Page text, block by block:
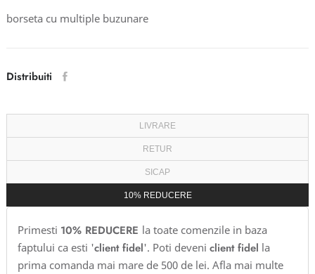
borseta cu multiple buzunare
Distribuiti
LIVRARE
RETUR
SICAP
10% REDUCERE
Primesti 10% REDUCERE la toate comenzile in baza
faptului ca esti 'client fidel'. Poti deveni client fidel la
prima comanda mai mare de 500 de lei. Afla mai multe